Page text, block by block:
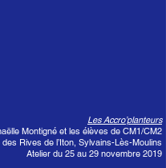
Les Accro’planteurs
Montigné et les élèves de CM1/CM2
des Rives de l’Iton, Sylvains-Lès-Moulins
Atelier du 25 au 29 novembre 2019